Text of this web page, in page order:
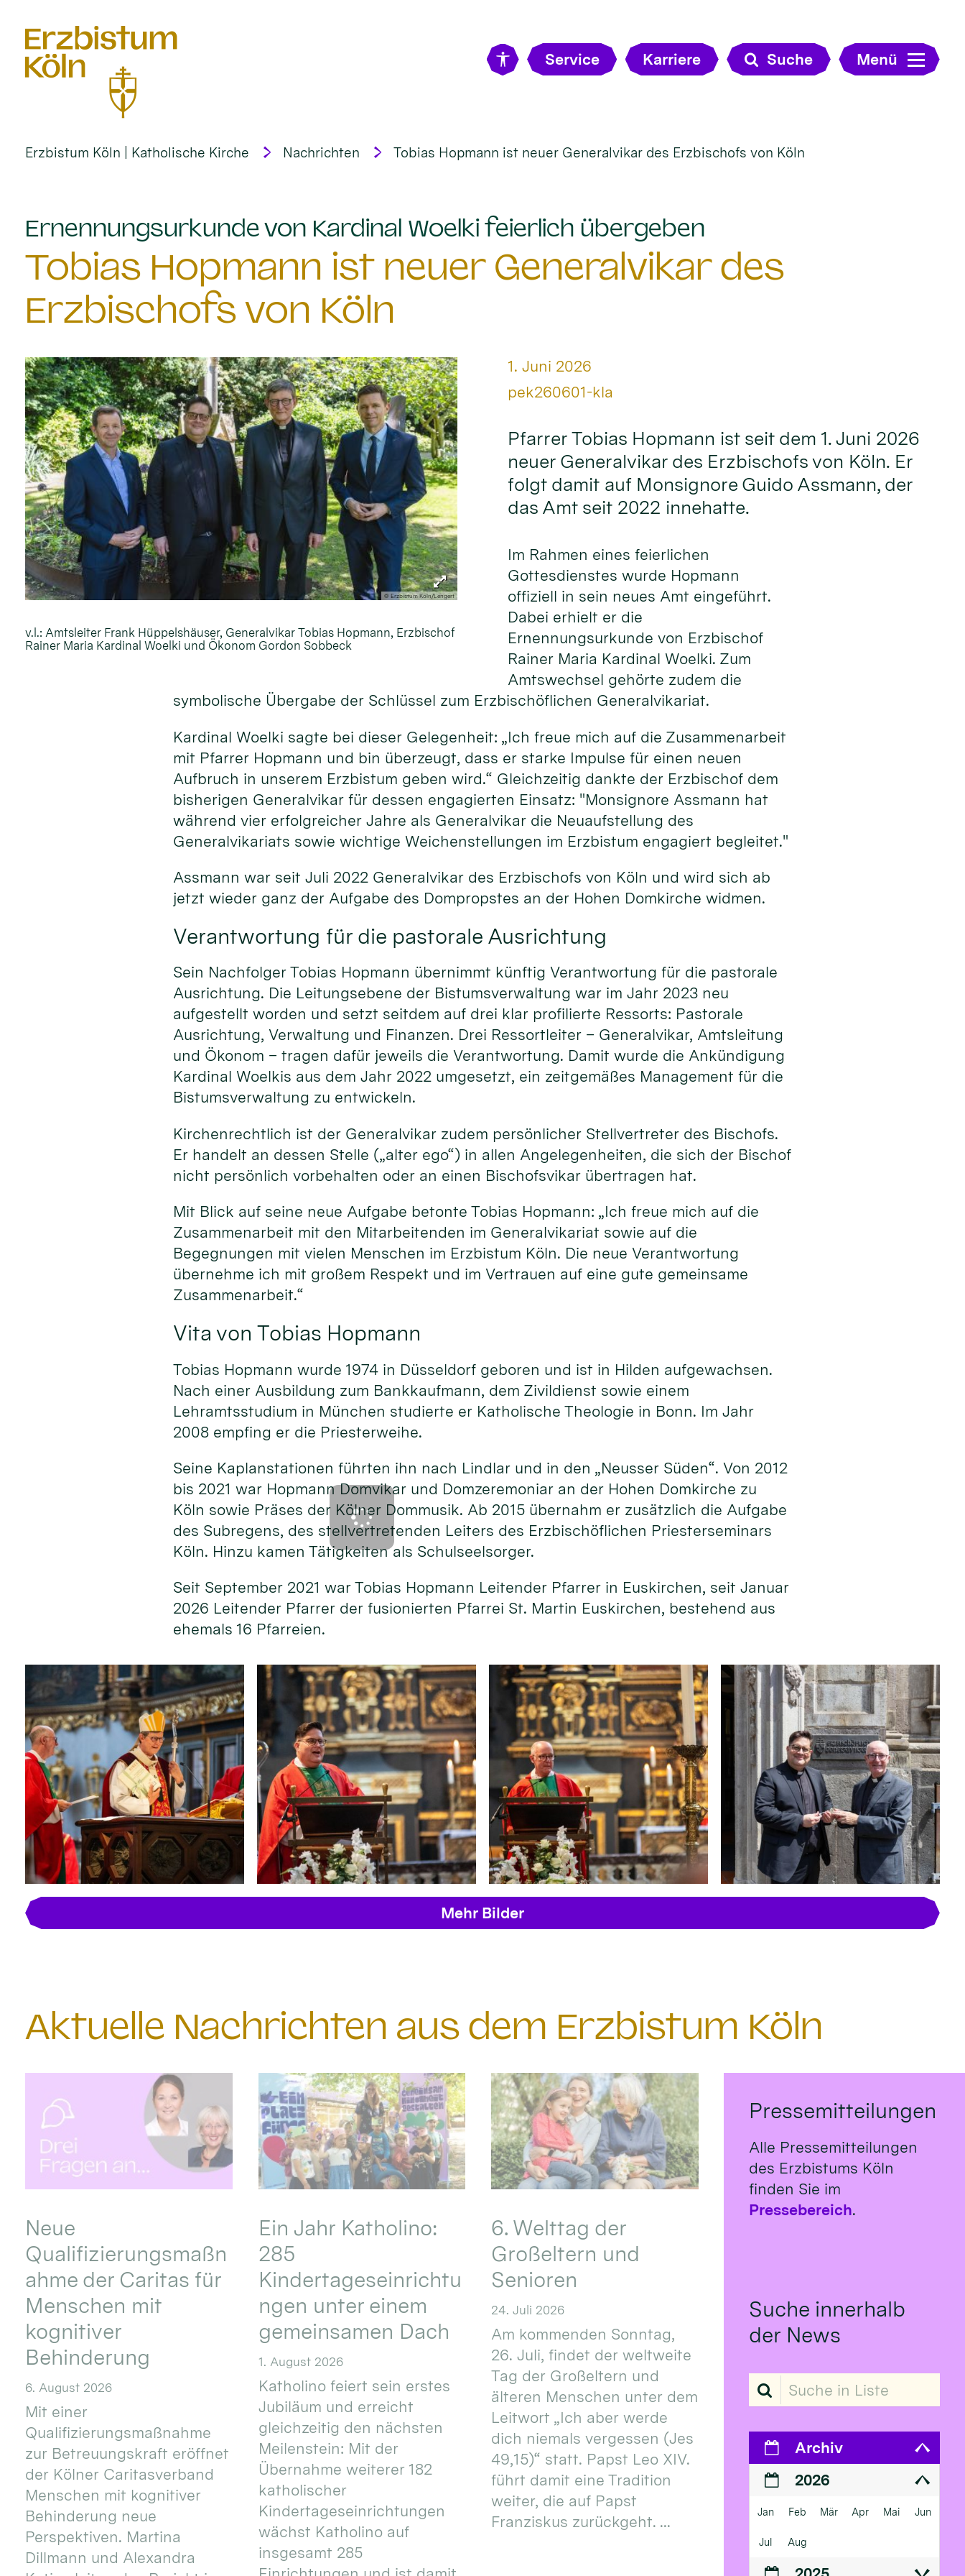
Service Karriere Suche Menü
Erzbistum Köln | Katholische Kirche Nachrichten Tobias Hopmann ist neuer Generalvikar des Erzbischofs von Köln
Ernennungsurkunde von Kardinal Woelki feierlich übergeben
Tobias Hopmann ist neuer Generalvikar des
Erzbischofs von Köln
© Erzbistum Köln/Lengert
v.l.: Amtsleiter Frank Hüppelshäuser, Generalvikar Tobias Hopmann, Erzbischof
Rainer Maria Kardinal Woelki und Ökonom Gordon Sobbeck
Datum:
1. Juni 2026
Von:
pek260601-kla
Pfarrer Tobias Hopmann ist seit dem 1. Juni 2026
neuer Generalvikar des Erzbischofs von Köln. Er
folgt damit auf Monsignore Guido Assmann, der
das Amt seit 2022 innehatte.
Im Rahmen eines feierlichen
Gottesdienstes wurde Hopmann
offiziell in sein neues Amt eingeführt.
Dabei erhielt er die
Ernennungsurkunde von Erzbischof
Rainer Maria Kardinal Woelki. Zum
Amtswechsel gehörte zudem die
symbolische Übergabe der Schlüssel zum Erzbischöflichen Generalvikariat.
Kardinal Woelki sagte bei dieser Gelegenheit: „Ich freue mich auf die Zusammenarbeit
mit Pfarrer Hopmann und bin überzeugt, dass er starke Impulse für einen neuen
Aufbruch in unserem Erzbistum geben wird.“ Gleichzeitig dankte der Erzbischof dem
bisherigen Generalvikar für dessen engagierten Einsatz: "Monsignore Assmann hat
während vier erfolgreicher Jahre als Generalvikar die Neuaufstellung des
Generalvikariats sowie wichtige Weichenstellungen im Erzbistum engagiert begleitet."
Assmann war seit Juli 2022 Generalvikar des Erzbischofs von Köln und wird sich ab
jetzt wieder ganz der Aufgabe des Dompropstes an der Hohen Domkirche widmen.
Verantwortung für die pastorale Ausrichtung
Sein Nachfolger Tobias Hopmann übernimmt künftig Verantwortung für die pastorale
Ausrichtung. Die Leitungsebene der Bistumsverwaltung war im Jahr 2023 neu
aufgestellt worden und setzt seitdem auf drei klar profilierte Ressorts: Pastorale
Ausrichtung, Verwaltung und Finanzen. Drei Ressortleiter – Generalvikar, Amtsleitung
und Ökonom – tragen dafür jeweils die Verantwortung. Damit wurde die Ankündigung
Kardinal Woelkis aus dem Jahr 2022 umgesetzt, ein zeitgemäßes Management für die
Bistumsverwaltung zu entwickeln.
Kirchenrechtlich ist der Generalvikar zudem persönlicher Stellvertreter des Bischofs.
Er handelt an dessen Stelle („alter ego“) in allen Angelegenheiten, die sich der Bischof
nicht persönlich vorbehalten oder an einen Bischofsvikar übertragen hat.
Mit Blick auf seine neue Aufgabe betonte Tobias Hopmann: „Ich freue mich auf die
Zusammenarbeit mit den Mitarbeitenden im Generalvikariat sowie auf die
Begegnungen mit vielen Menschen im Erzbistum Köln. Die neue Verantwortung
übernehme ich mit großem Respekt und im Vertrauen auf eine gute gemeinsame
Zusammenarbeit.“
Vita von Tobias Hopmann
Tobias Hopmann wurde 1974 in Düsseldorf geboren und ist in Hilden aufgewachsen.
Nach einer Ausbildung zum Bankkaufmann, dem Zivildienst sowie einem
Lehramtsstudium in München studierte er Katholische Theologie in Bonn. Im Jahr
2008 empfing er die Priesterweihe.
Seine Kaplanstationen führten ihn nach Lindlar und in den „Neusser Süden“. Von 2012
bis 2021 war Hopmann Domvikar und Domzeremoniar an der Hohen Domkirche zu
Köln sowie Präses der Kölner Dommusik. Ab 2015 übernahm er zusätzlich die Aufgabe
des Subregens, des stellvertretenden Leiters des Erzbischöflichen Priesterseminars
Köln. Hinzu kamen Tätigkeiten als Schulseelsorger.
Seit September 2021 war Tobias Hopmann Leitender Pfarrer in Euskirchen, seit Januar
2026 Leitender Pfarrer der fusionierten Pfarrei St. Martin Euskirchen, bestehend aus
ehemals 16 Pfarreien.
Mehr Bilder
Aktuelle Nachrichten aus dem Erzbistum Köln
Neue
Qualifizierungsmaßn
ahme der Caritas für
Menschen mit
kognitiver
Behinderung
6. August 2026
Mit einer
Qualifizierungsmaßnahme
zur Betreuungskraft eröffnet
der Kölner Caritasverband
Menschen mit kognitiver
Behinderung neue
Perspektiven. Martina
Dillmann und Alexandra
Ein Jahr Katholino:
285
Kindertageseinrichtu
ngen unter einem
gemeinsamen Dach
1. August 2026
Katholino feiert sein erstes
Jubiläum und erreicht
gleichzeitig den nächsten
Meilenstein: Mit der
Übernahme weiterer 182
katholischer
Kindertageseinrichtungen
wächst Katholino auf
insgesamt 285
6. Welttag der
Großeltern und
Senioren
24. Juli 2026
Am kommenden Sonntag,
26. Juli, findet der weltweite
Tag der Großeltern und
älteren Menschen unter dem
Leitwort „Ich aber werde
dich niemals vergessen (Jes
49,15)“ statt. Papst Leo XIV.
führt damit eine Tradition
weiter, die auf Papst
Franziskus zurückgeht. ...
Pressemitteilungen
Alle Pressemitteilungen
des Erzbistums Köln
finden Sie im
Pressebereich.
Suche innerhalb
der News
Suche in Liste
Archiv
2026
Jan Feb Mär Apr Mai Jun
Jul Aug